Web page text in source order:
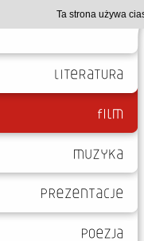
Ta strona używa